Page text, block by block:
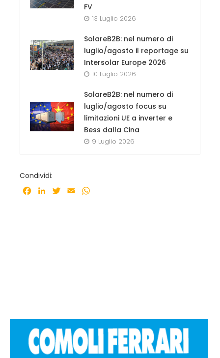
FV
13 Luglio 2026
SolareB2B: nel numero di
luglio/agosto il reportage su
Intersolar Europe 2026
10 Luglio 2026
SolareB2B: nel numero di
luglio/agosto focus su
limitazioni UE a inverter e
Bess dalla Cina
9 Luglio 2026
Condividi:
Facebook
LinkedInTwitter
Email